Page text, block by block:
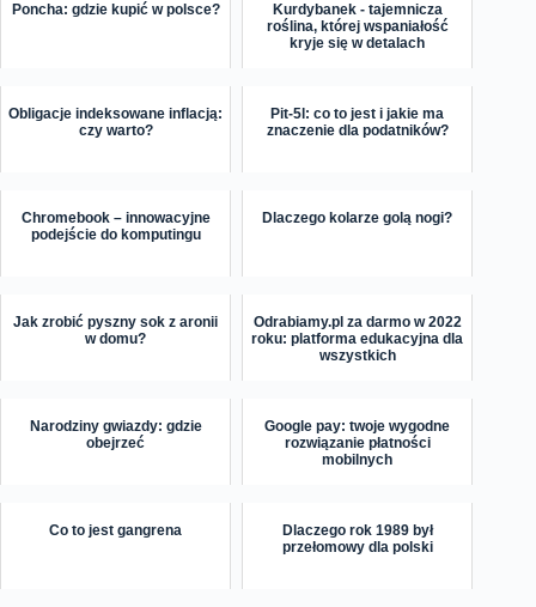
Poncha: gdzie kupić w polsce?
Kurdybanek - tajemnicza
roślina, której wspaniałość
kryje się w detalach
Obligacje indeksowane inflacją:
czy warto?
Pit-5l: co to jest i jakie ma
znaczenie dla podatników?
Chromebook – innowacyjne
podejście do komputingu
Dlaczego kolarze golą nogi?
Jak zrobić pyszny sok z aronii
w domu?
Odrabiamy.pl za darmo w 2022
roku: platforma edukacyjna dla
wszystkich
Narodziny gwiazdy: gdzie
obejrzeć
Google pay: twoje wygodne
rozwiązanie płatności
mobilnych
Co to jest gangrena
Dlaczego rok 1989 był
przełomowy dla polski